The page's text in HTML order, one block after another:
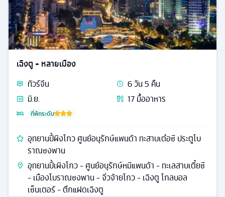
เฉิงตู + หลายเมือง
ทัวร์จีน 6วัน5 คืน
มิ.ย.
17มื้ออาหาร
ที่พักระดับ
อุทยานปี้ผิงโกว ศูนย์อนุรักษ์แพนด้า ทะสาบเต๋อซี ประตูโบ
ราณซงพาน
อุทยานปี้เผิงโกว - ศูนย์อนุรักษ์หมีแพนด้า - ทะเลสาบเตี๋ยซี
- เมืองโบราณซงพาน - จิ่วจ้ายโกว - เฉิงตู โกลบอล
เซ็นเตอร์ - ตึกแฝดเฉิงตู